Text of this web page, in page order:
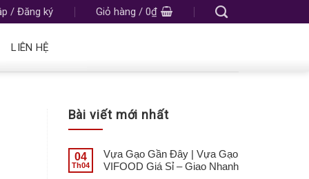
/ Đăng ký Giỏ hàng / 0₫
LIÊN HỆ
Bài viết mới nhất
04
Th04
Vựa Gạo Gần Đây | Vựa Gạo
VIFOOD Giá Sỉ – Giao Nhanh